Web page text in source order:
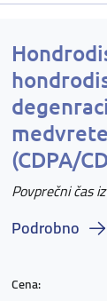
(CDPA/
Povprečni čas
Podrobno
Cena: